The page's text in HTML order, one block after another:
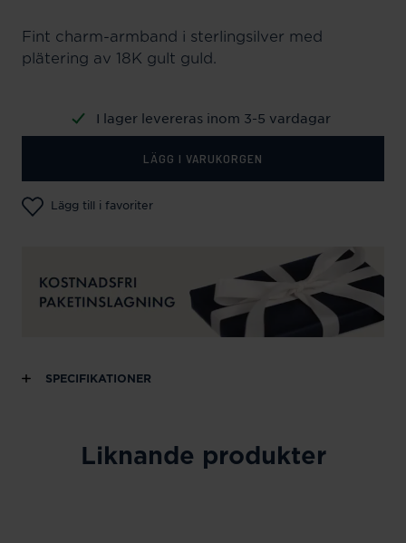
Fint charm-armband i sterlingsilver med
plätering av 18K gult guld.
I lager levereras inom 3-5 vardagar
LÄGG I VARUKORGEN
Lägg till i favoriter
SPECIFIKATIONER
Liknande produkter